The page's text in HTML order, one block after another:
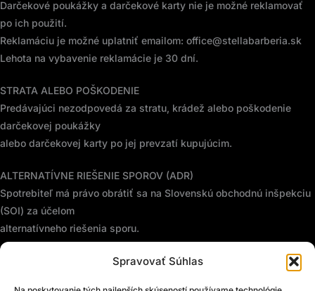
Spravovať Súhlas
Darčekové poukážky a darčekové karty nie je možné reklamovať
po ich použití.
Reklamáciu je možné uplatniť emailom: office@stellabarberia.sk
Lehota na vybavenie reklamácie je 30 dní.
STRATA ALEBO POŠKODENIE
Predávajúci nezodpovedá za stratu, krádež alebo poškodenie
darčekovej poukážky
alebo darčekovej karty po jej prevzatí kupujúcim.
ALTERNATÍVNE RIEŠENIE SPOROV (ADR)
Spotrebiteľ má právo obrátiť sa na Slovenskú obchodnú inšpekciu
(SOI) za účelom
alternatívneho riešenia sporu.
ZÁVEREČNÉ USTANOVENIA